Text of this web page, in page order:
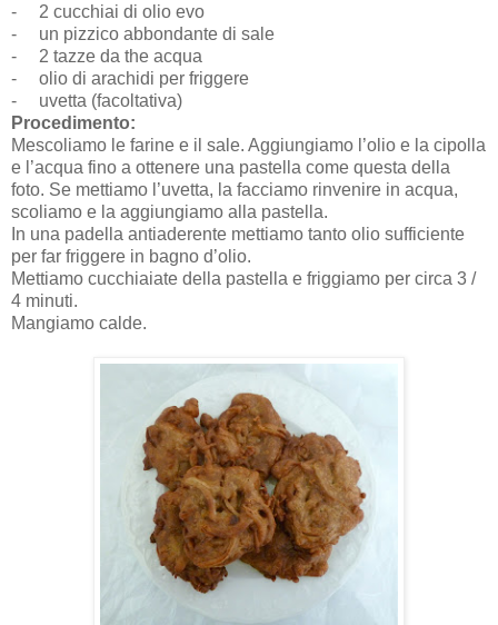
-
2 cucchiai di olio evo
-
un pizzico abbondante di sale
-
2 tazze da the acqua
-
olio di arachidi per friggere
-
uvetta (facoltativa)
Procedimento:
Mescoliamo le farine e il sale. Aggiungiamo l’olio e la cipolla
e l’acqua fino a ottenere una pastella come questa della
foto. Se mettiamo l’uvetta, la facciamo rinvenire in acqua,
scoliamo e la aggiungiamo alla pastella.
In una padella antiaderente mettiamo tanto olio sufficiente
per far friggere in bagno d’olio.
Mettiamo cucchiaiate della pastella e friggiamo per circa 3 /
4 minuti.
Mangiamo calde.